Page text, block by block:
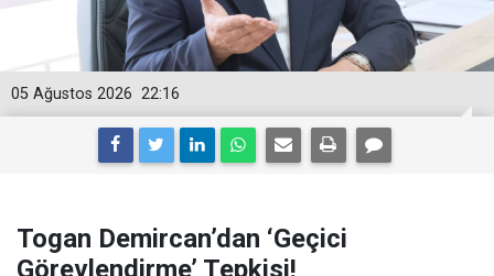
22:16
05 Ağustos 2026
Togan Demircan’dan ‘Geçici
Görevlendirme’ Tepkisi!